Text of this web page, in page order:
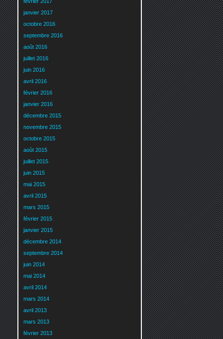
janvier 2017
octobre 2016
septembre 2016
août 2016
juillet 2016
juin 2016
avril 2016
février 2016
janvier 2016
décembre 2015
novembre 2015
octobre 2015
août 2015
juillet 2015
juin 2015
mai 2015
avril 2015
mars 2015
février 2015
janvier 2015
décembre 2014
septembre 2014
juin 2014
mai 2014
avril 2014
mars 2014
avril 2013
mars 2013
février 2013